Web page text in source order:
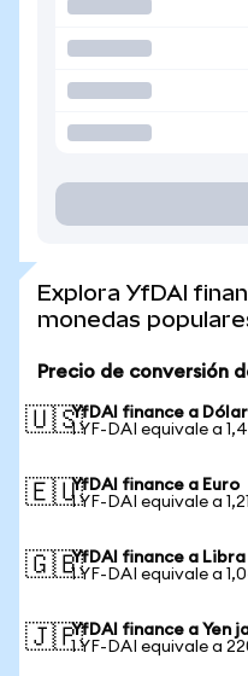
Explora YfDAI
monedas
Precio de conversión
🇺🇸YfDAI finance a
1 YF-DAI equivale a
🇪🇺YfDAI finance a Euro
1 YF-DAI equivale a
🇬🇧YfDAI finance a
1 YF-DAI equivale a
🇯🇵YfDAI finance a Yen
1 YF-DAI equivale a